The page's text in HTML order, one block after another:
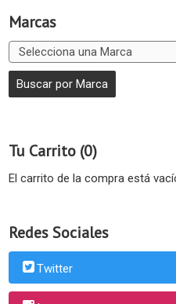
Marcas
Tu Carrito (0)
El carrito de la compra está
Redes Sociales
Twitter